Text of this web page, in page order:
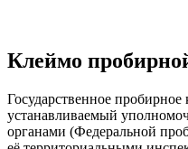
Клеймо
Государственное
устанавливаемый
органами (Федеральной